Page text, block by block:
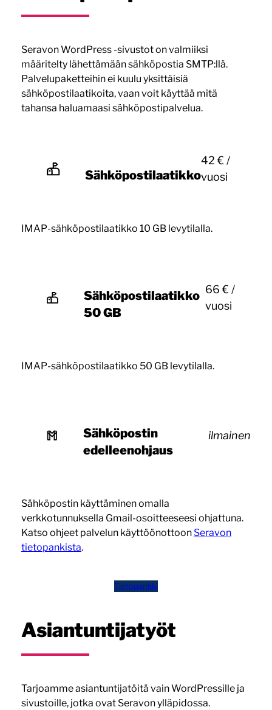
Seravon WordPress -sivustot on valmiiksi
määritelty lähettämään sähköpostia SMTP:llä.
Palvelupaketteihin ei kuulu yksittäisiä
sähköpostilaatikoita, vaan voit käyttää mitä
tahansa haluamaasi sähköpostipalvelua.
Sähköpostilaatikko
42 € /
vuosi
IMAP-sähköpostilaatikko 10 GB levytilalla.
Sähköpostilaatikko
50 GB
66 € /
vuosi
IMAP-sähköpostilaatikko 50 GB levytilalla.
Sähköpostin
edelleenohjaus
ilmainen
Sähköpostin käyttäminen omalla
verkkotunnuksella Gmail-osoitteeseesi ohjattuna.
Katso ohjeet palvelun käyttöönottoon Seravon
tietopankista.
Tietopankki
Asiantuntijatyöt
Tarjoamme asiantuntijatöitä vain WordPressille ja
sivustoille, jotka ovat Seravon ylläpidossa.